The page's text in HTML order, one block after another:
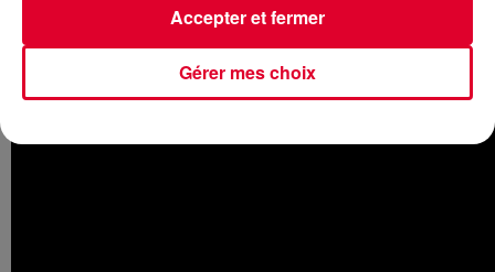
Gérer mes choix
Accepter et fermer